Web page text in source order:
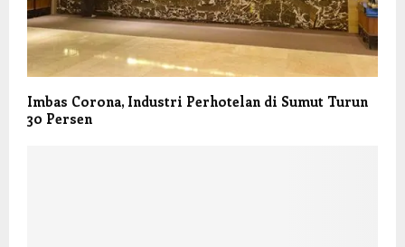
Imbas Corona, Industri Perhotelan di Sumut Turun
30 Persen